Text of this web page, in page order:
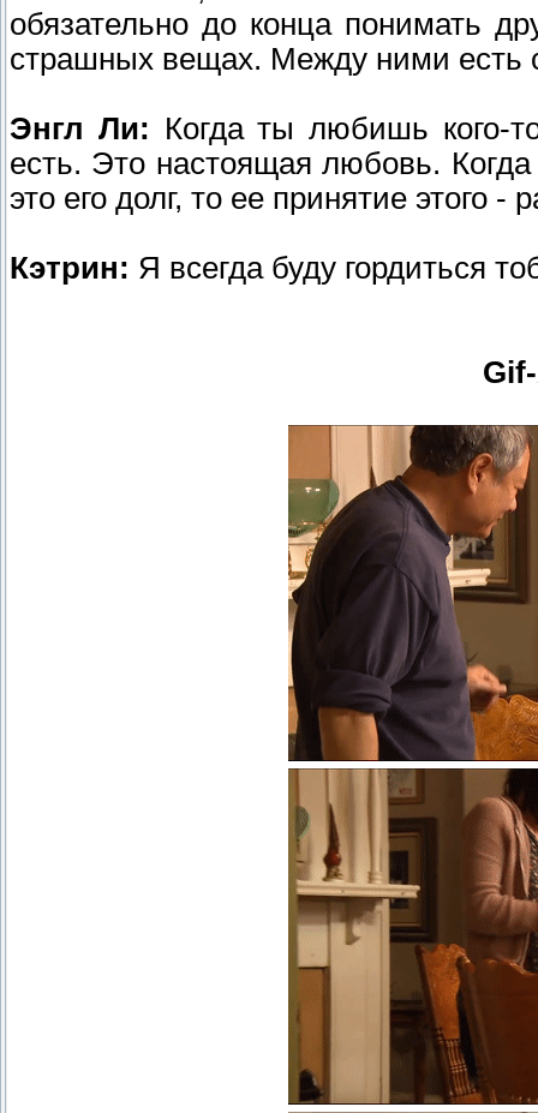
обязательно до конца понимать
страшных вещах. Между ними есть
Энгл Ли: Когда ты любишь кого-
есть. Это настоящая любовь. Когда
это его долг, то ее принятие этого -
Кэтрин: Я всегда буду гордиться